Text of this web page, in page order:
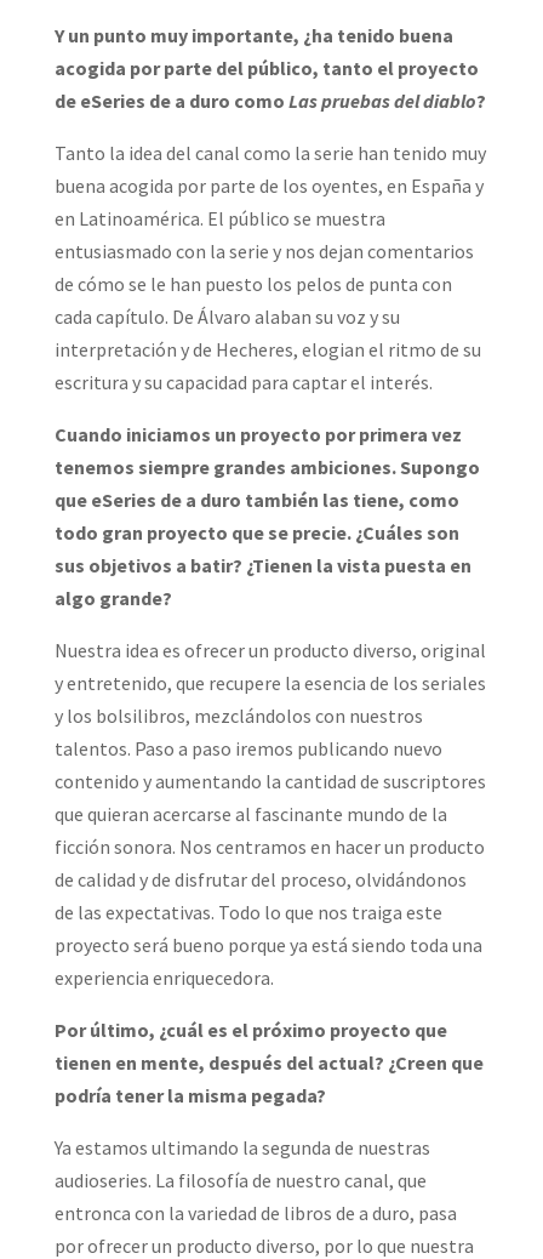
Y un punto muy importante, ¿ha tenido buena
acogida por parte del público, tanto el proyecto
de eSeries de a duro como Las pruebas del diablo?
Tanto la idea del canal como la serie han tenido muy
buena acogida por parte de los oyentes, en España y
en Latinoamérica. El público se muestra
entusiasmado con la serie y nos dejan comentarios
de cómo se le han puesto los pelos de punta con
cada capítulo. De Álvaro alaban su voz y su
interpretación y de Hecheres, elogian el ritmo de su
escritura y su capacidad para captar el interés.
Cuando iniciamos un proyecto por primera vez
tenemos siempre grandes ambiciones. Supongo
que eSeries de a duro también las tiene, como
todo gran proyecto que se precie. ¿Cuáles son
sus objetivos a batir? ¿Tienen la vista puesta en
algo grande?
Nuestra idea es ofrecer un producto diverso, original
y entretenido, que recupere la esencia de los seriales
y los bolsilibros, mezclándolos con nuestros
talentos. Paso a paso iremos publicando nuevo
contenido y aumentando la cantidad de suscriptores
que quieran acercarse al fascinante mundo de la
ficción sonora. Nos centramos en hacer un producto
de calidad y de disfrutar del proceso, olvidándonos
de las expectativas. Todo lo que nos traiga este
proyecto será bueno porque ya está siendo toda una
experiencia enriquecedora.
Por último, ¿cuál es el próximo proyecto que
tienen en mente, después del actual? ¿Creen que
podría tener la misma pegada?
Ya estamos ultimando la segunda de nuestras
audioseries. La filosofía de nuestro canal, que
entronca con la variedad de libros de a duro, pasa
por ofrecer un producto diverso, por lo que nuestra